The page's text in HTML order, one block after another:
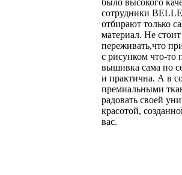
было высокого
сотрудники
отбирают только
материал. Не стоит
переживать,что
с рисунком что-то
вышивка сама по
и практична. А в
премиальными
радовать своей
красотой,
вас.